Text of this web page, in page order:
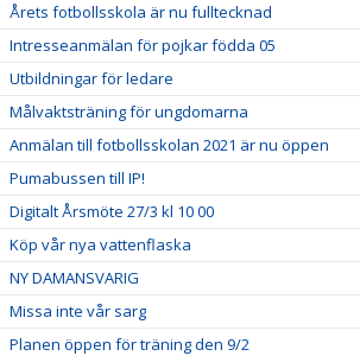
Årets fotbollsskola är nu fulltecknad
Intresseanmälan för pojkar födda 05
Utbildningar för ledare
Målvaktsträning för ungdomarna
Anmälan till fotbollsskolan 2021 är nu öppen
Pumabussen till IP!
Digitalt Årsmöte 27/3 kl 10 00
Köp vår nya vattenflaska
NY DAMANSVARIG
Missa inte vår sarg
Planen öppen för träning den 9/2